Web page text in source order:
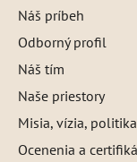
Náš príbeh
Odborný profil
Náš tím
Naše priestory
Misia, vízia,
Ocenenia a